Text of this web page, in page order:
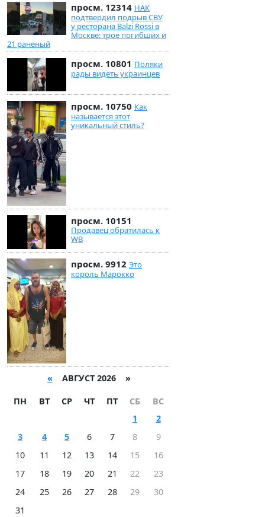
просм. 12314 НАК
подтвердил подрыв СВУ
у ресторана Balzi Rossi в
Москве: трое погибших и
21 раненый
просм. 10801 Поляки
рады видеть украинцев
просм. 10750 Как
называется этот
уникальный стиль?
просм. 10151
Продавец обратилась к
WB
просм. 9912 Это
король Марокко
« АВГУСТ 2026 »
ПН ВТ СР ЧТ ПТ СБ
ВС
1
2
3
4 5 6 7 8
9
10
11 12 13 14 15
16
17
18 19 20 21 22
23
24
25 26 27 28 29
30
31